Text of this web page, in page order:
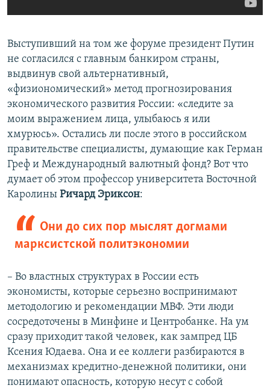
Выступивший на том же форуме президент Путин
не согласился с главным банкиром страны,
выдвинув свой альтернативный,
«физиономический» метод прогнозирования
экономического развития России: «следите за
моим выражением лица, улыбаюсь я или
хмурюсь». Остались ли после этого в российском
правительстве специалисты, думающие как Герман
Греф и Международный валютный фонд? Вот что
думает об этом профессор университета Восточной
Каролины Ричард Эриксон:
Они до сих пор мыслят догмами
марксистской политэкономии
– Во властных структурах в России есть
экономисты, которые серьезно воспринимают
методологию и рекомендации МВФ. Эти люди
сосредоточены в Минфине и Центробанке. На ум
сразу приходит такой человек, как зампред ЦБ
Ксения Юдаева. Она и ее коллеги разбираются в
механизмах кредитно-денежной политики, они
понимают опасность, которую несут с собой